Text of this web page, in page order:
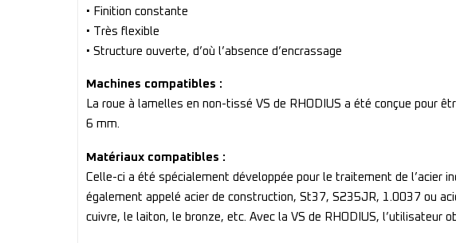
• Finition constante
• Très flexible
• Structure ouverte, d’où l’absence d’encrassage
Machines compatibles :
La roue à lamelles en non-tissé VS de RHODIUS a été conçue pour
6 mm.
Matériaux compatibles :
Celle-ci a été spécialement développée pour le traitement de l’acier
également appelé acier de construction, St37, S235JR, 1.0037 ou
cuivre, le laiton, le bronze, etc. Avec la VS de RHODIUS,